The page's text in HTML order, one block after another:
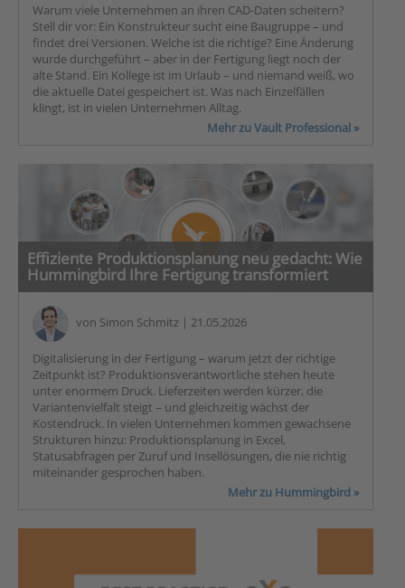
Warum viele Unternehmen an ihren CAD-Daten scheitern?
Stell dir vor: Ein Konstrukteur sucht eine Baugruppe – und
findet drei Versionen. Welche ist die richtige? Eine Änderung
wurde durchgeführt – aber in der Fertigung liegt noch der
alte Stand. Ein Kollege ist im Urlaub – und niemand weiß, wo
die aktuelle Datei gespeichert ist. Was nach Einzelfällen
klingt, ist in vielen Unternehmen Alltag.
Mehr zu Vault Professional »
Effiziente Produktionsplanung neu gedacht: Wie
Hummingbird Ihre Fertigung transformiert
von Simon Schmitz | 21.05.2026
Digitalisierung in der Fertigung – warum jetzt der richtige
Zeitpunkt ist? Produktionsverantwortliche stehen heute
unter enormem Druck. Lieferzeiten werden kürzer, die
Variantenvielfalt steigt – und gleichzeitig wächst der
Kostendruck. In vielen Unternehmen kommen gewachsene
Strukturen hinzu: Produktionsplanung in Excel,
Statusabfragen per Zuruf und Insellösungen, die nie richtig
miteinander gesprochen haben.
Mehr zu Hummingbird »